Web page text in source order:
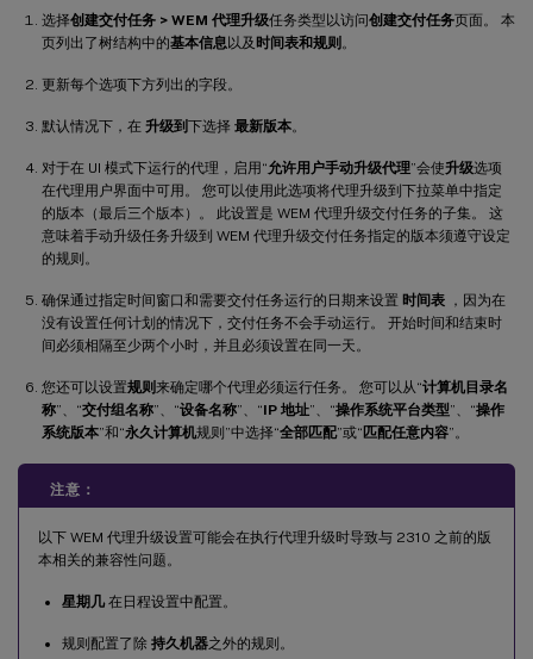
选择创建交付任务 > WEM 代理升级任务类型以访问创建交付任务页面。 本
页列出了树结构中的基本信息以及 时间表和规则 。
更新每个选项下方列出的字段。
默认情况下，在 升级到 下选择 最新版本。
对于在 UI 模式下运行的代理，启用“允许用户手动升级代理”会使升级选项
在代理用户界面中可用。 您可以使用此选项将代理升级到下拉菜单中指定
的版本（最后三个版本）。 此设置是 WEM 代理升级交付任务的子集。 这
意味着手动升级任务升级到 WEM 代理升级交付任务指定的版本须遵守设定
的规则。
确保通过指定时间窗口和需要交付任务运行的日期来设置 时间表 ，因为在
没有设置任何计划的情况下，交付任务不会手动运行。 开始时间和结束时
间必须相隔至少两个小时，并且必须设置在同一天。
您还可以设置规则来确定哪个代理必须运行任务。 您可以从“计算机目录名
称”、“交付组名称”、“设备名称”、“IP 地址”、“操作系统平台类型”、“操作
系统版本”和“永久计算机规则”中选择“全部匹配”或“ 匹配任意内容”。
注意：
以下 WEM 代理升级设置可能会在执行代理升级时导致与 2310 之前的版
本相关的兼容性问题。
星期几在日程设置中配置。
规则配置了除 持久机器之外的规则。